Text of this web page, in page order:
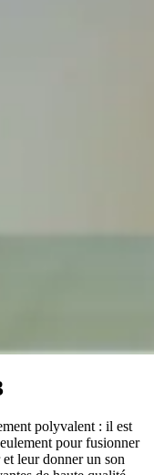
polyvalent : il est
pour fusionner
leur donner un son